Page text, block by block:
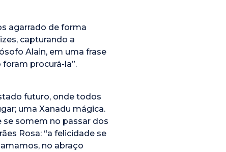
agarrado de forma
capturando a
Alain, em uma frase
procurá-la”.
futuro, onde todos
uma Xanadu mágica.
somem no passar dos
Rosa: “a felicidade se
no abraço